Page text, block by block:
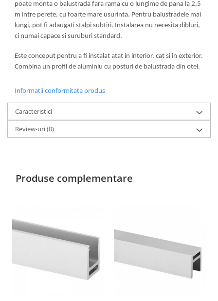
poate monta o balustrada fara rama cu o lungime de pana la 2,5
m intre perete, cu foarte mare usurinta. Pentru balustradele mai
lungi, pot fi adaugati stalpi subtiri. Instalarea nu necesita dibluri,
ci numai capace si suruburi standard.
Este conceput pentru a fi instalat atat in interior, cat si in exterior.
Combina un profil de aluminiu cu posturi de balustrada din otel.
Informatii conformitate produs
Caracteristici
Review-uri(0)
Produse complementare